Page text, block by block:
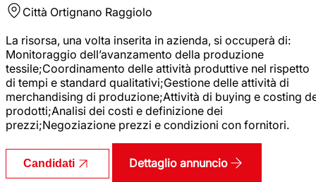
Città Ortignano Raggiolo
La risorsa, una volta inserita in azienda, si occuperà di:
Monitoraggio dell’avanzamento della produzione
tessile;Coordinamento delle attività produttive nel rispetto
di tempi e standard qualitativi;Gestione delle attività di
merchandising di produzione;Attività di buying e costing
prodotti;Analisi dei costi e definizione dei
prezzi;Negoziazione prezzi e condizioni con fornitori.
Candidati Dettaglio annuncio